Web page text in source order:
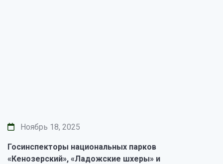
Ноябрь 18, 2025
Госинспекторы национальных парков
«Кенозерский», «Ладожские шхеры» и